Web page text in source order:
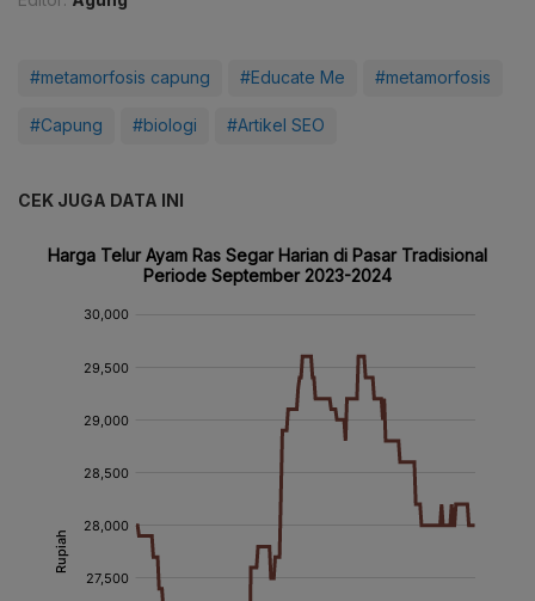
#metamorfosis capung #Educate Me #metamorfosis
#Capung #biologi #Artikel SEO
CEK JUGA DATA INI